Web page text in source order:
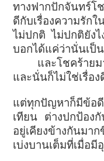
ทางฟากปักจันทร์โ
ดีกับเรื่องความรั
ไม่ปกติ ไม่ปกติยังไ
บอกได้แค่ว่านั่นเป็
และโชคร้าย
และนั่นก็ไม่ใช่เรื่อ
แต่ทุกปัญหาก็มีข้อ
เทียน ต่างปกป้อง
อยู่เคียงข้างกันมา
เบ่งบานเต็มที่เมื่อมี